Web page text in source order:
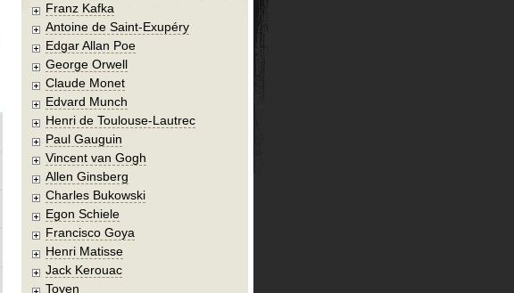
Franz Kafka
Antoine de Saint-Exupéry
Edgar Allan Poe
George Orwell
Claude Monet
Edvard Munch
Henri de Toulouse-Lautrec
Paul Gauguin
Vincent van Gogh
Allen Ginsberg
Charles Bukowski
Egon Schiele
Francisco Goya
Henri Matisse
Jack Kerouac
Toyen